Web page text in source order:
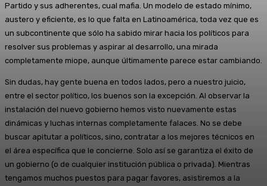
Partido y sus adherentes, cual mafia. Un modelo de estado mínimo,
austero y eficiente, es lo que falta en Latinoamérica, toda vez que es
un subcontinente que sólo ha sabido mirar hacia los políticos para
resolver sus problemas y aspirar al desarrollo, una mirada
completamente miope, aunque últimamente parece estar cambiando.
Sin dudas, hay gente buena en todos lados, pero a nuestro juicio,
entre el sector político, los buenos son la excepción. Al observar la
instalación del nuevo gobierno hemos visto nuevamente estas
dinámicas y luchas internas completamente falaces. No se debe
buscar apitutar a políticos, sino, contratar a los mejores técnicos en
el área específica que le concierne. Solo así se garantiza el éxito de
un gobierno (o de cualquier institución pública o privada). Mientras
tengamos muchos puestos para pagar favores, asistiremos a la